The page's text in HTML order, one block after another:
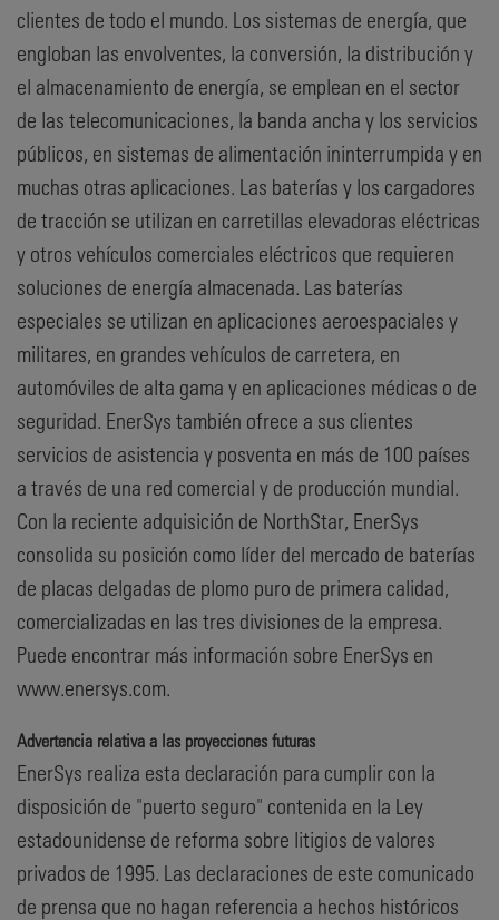
clientes de todo el mundo. Los sistemas de energía, que
engloban las envolventes, la conversión, la distribución y
el almacenamiento de energía, se emplean en el sector
de las telecomunicaciones, la banda ancha y los servicios
públicos, en sistemas de alimentación ininterrumpida y en
muchas otras aplicaciones. Las baterías y los cargadores
de tracción se utilizan en carretillas elevadoras eléctricas
y otros vehículos comerciales eléctricos que requieren
soluciones de energía almacenada. Las baterías
especiales se utilizan en aplicaciones aeroespaciales y
militares, en grandes vehículos de carretera, en
automóviles de alta gama y en aplicaciones médicas o de
seguridad. EnerSys también ofrece a sus clientes
servicios de asistencia y posventa en más de 100 países
a través de una red comercial y de producción mundial.
Con la reciente adquisición de NorthStar, EnerSys
consolida su posición como líder del mercado de baterías
de placas delgadas de plomo puro de primera calidad,
comercializadas en las tres divisiones de la empresa.
Puede encontrar más información sobre EnerSys en
www.enersys.com.
Advertencia relativa a las proyecciones futuras
EnerSys realiza esta declaración para cumplir con la
disposición de "puerto seguro" contenida en la Ley
estadounidense de reforma sobre litigios de valores
privados de 1995. Las declaraciones de este comunicado
de prensa que no hagan referencia a hechos históricos